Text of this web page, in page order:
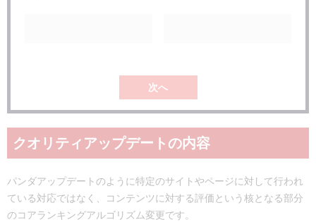
次へ
クオリティアップデートの内容
パンダアップデートのように特定のサイトやページに対して行われ
ている対応ではなく、コンテンツに対する評価という核となる部分
のコアランキングアルゴリズム変更です。